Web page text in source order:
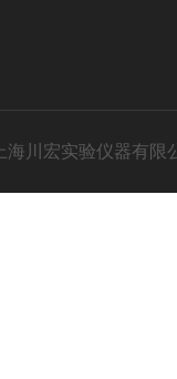
川宏实验仪器有限